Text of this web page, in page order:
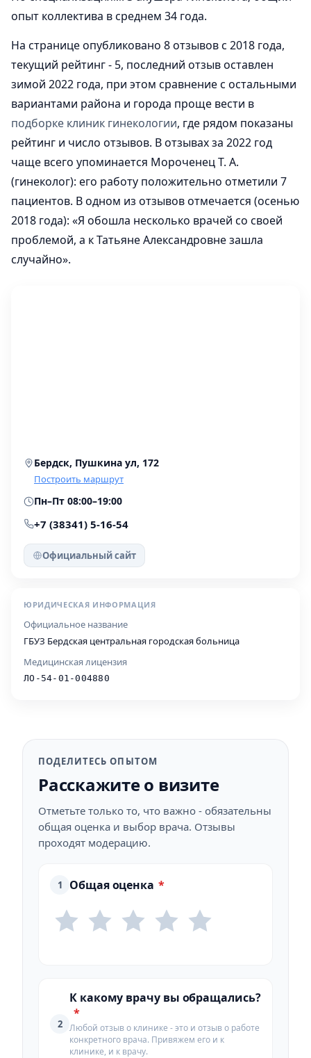
опыт коллектива в среднем 34 года.
На странице опубликовано 8 отзывов с 2018 года,
текущий рейтинг - 5, последний отзыв оставлен
зимой 2022 года, при этом сравнение с остальными
вариантами района и города проще вести в
подборке клиник гинекологии, где рядом показаны
рейтинг и число отзывов. В отзывах за 2022 год
чаще всего упоминается Мороченец Т. А.
(гинеколог): его работу положительно отметили 7
пациентов. В одном из отзывов отмечается (осенью
2018 года): «Я обошла несколько врачей со своей
проблемой, а к Татьяне Александровне зашла
случайно».
Бердск, Пушкина ул, 172
Построить маршрут
Пн–Пт 08:00–19:00
+7 (38341) 5-16-54
Официальный сайт
ЮРИДИЧЕСКАЯ ИНФОРМАЦИЯ
Официальное название
ГБУЗ Бердская центральная городская больница
Медицинская лицензия
ЛО-54-01-004880
ПОДЕЛИТЕСЬ ОПЫТОМ
Расскажите о визите
Отметьте только то, что важно - обязательны
общая оценка и выбор врача. Отзывы
проходят модерацию.
1 Общая оценка *
2
К какому врачу вы обращались?
*
Любой отзыв о клинике - это и отзыв о работе
конкретного врача. Привяжем его и к
клинике, и к врачу.